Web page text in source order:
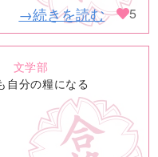
→続きを読む 5
文学部
自分の糧になる